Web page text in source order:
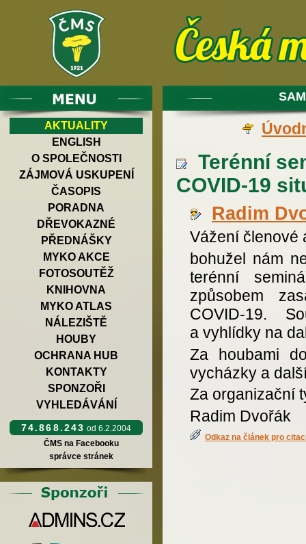
AKTUALITY
ENGLISH
O SPOLEČNOSTI
ZÁJMOVÁ USKUPENÍ
ČASOPIS
PORADNA
DŘEVOKAZNÉ
PŘEDNÁŠKY
MYKO AKCE
FOTOSOUTĚŽ
KNIHOVNA
MYKO ATLAS
NÁLEZIŠTĚ
HOUBY
OCHRANA HUB
KONTAKTY
SPONZOŘI
VYHLEDÁVÁNÍ
74.868.243 od 6.2.2004
ČMS na Facebooku
správce stránek
Terénní
COVID-19
Radim
Vážení členové
bohužel nám
terénní
způsobem
COVID-19.
a vyhlídky na
Za houbami
vycházky a
Za organizační
Radim Dvořák
Odkaz na článek pro